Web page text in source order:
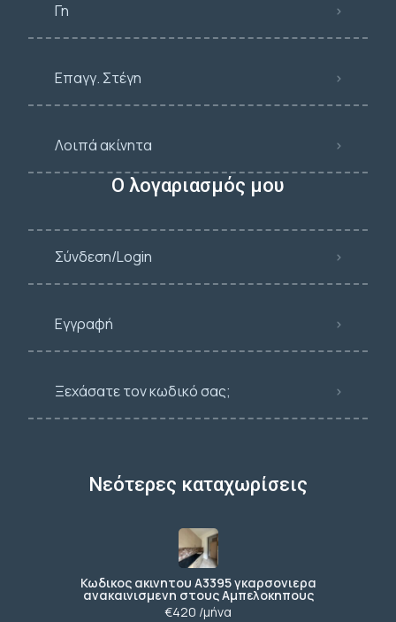
Γη
Επαγγ. Στέγη
Λοιπά ακίνητα
Ο λογαριασμός μου
Σύνδεση/Login
Εγγραφή
Ξεχάσατε τον κωδικό σας;
Νεότερες καταχωρίσεις
Κωδικος ακινητου Α3395 γκαρσονιερα
ανακαινισμενη στους Αμπελοκηπους
€420 /μήνα